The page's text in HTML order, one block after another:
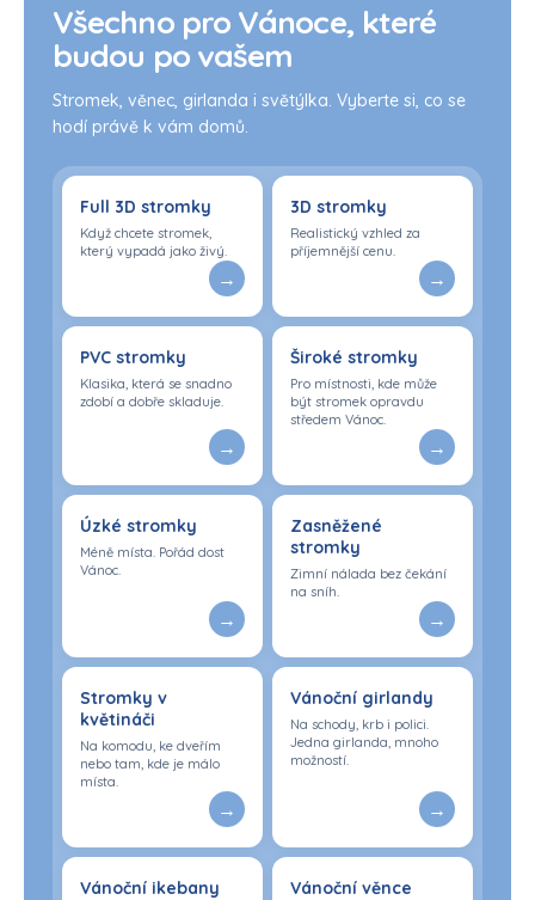
Všechno pro Vánoce, které
budou po vašem
Stromek, věnec, girlanda i světýlka. Vyberte si, co se
hodí právě k vám domů.
Full 3D stromky
Když chcete stromek,
který vypadá jako živý.
3D stromky
Realistický vzhled za
příjemnější cenu.
PVC stromky
Klasika, která se snadno
zdobí a dobře skladuje.
Široké stromky
Pro místnosti, kde může
být stromek opravdu
středem Vánoc.
Úzké stromky
Méně místa. Pořád dost
Vánoc.
Zasněžené
stromky
Zimní nálada bez čekání
na sníh.
Stromky v
květináči
Na komodu, ke dveřím
nebo tam, kde je málo
místa.
Vánoční girlandy
Na schody, krb i polici.
Jedna girlanda, mnoho
možností.
Vánoční ikebany Vánoční věnce